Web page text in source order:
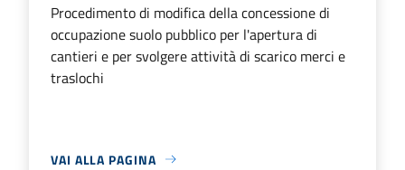
Procedimento di modifica della concessione di
occupazione suolo pubblico per l'apertura di
cantieri e per svolgere attività di scarico merci e
traslochi
VAI ALLA PAGINA